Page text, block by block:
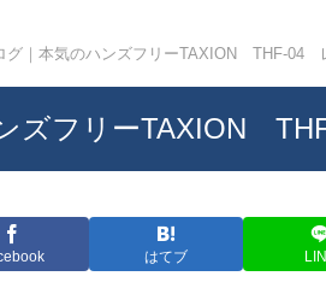
グ｜本気のハンズフリーTAXION THF-04
ズフリーTAXION
はてブ